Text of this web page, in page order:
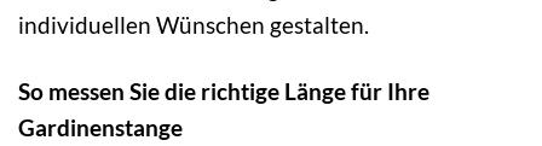
individuellen Wünschen gestalten.
So messen Sie die richtige Länge für Ihre
Gardinenstange